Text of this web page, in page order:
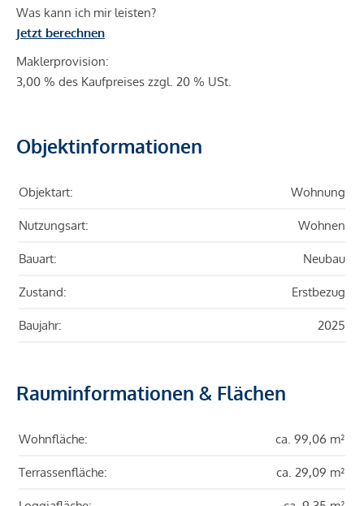
Was kann ich mir leisten?
Jetzt berechnen
Maklerprovision:
3,00 % des Kaufpreises zzgl. 20 % USt.
Objektinformationen
Objektart: Wohnung
Nutzungsart: Wohnen
Bauart: Neubau
Zustand: Erstbezug
Baujahr: 2025
Rauminformationen & Flächen
Wohnfläche: ca. 99,06 m²
Terrassenfläche: ca. 29,09 m²